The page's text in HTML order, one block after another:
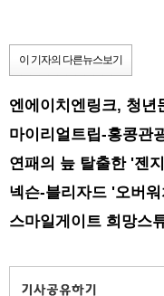
이 기자의 다른뉴스보기
엔에이치엔링크, 청년
마이리얼트립-홍콩관
연패의 늪 탈출한 '젠
넥슨-블리자드 '오버
스마일게이트 희망스